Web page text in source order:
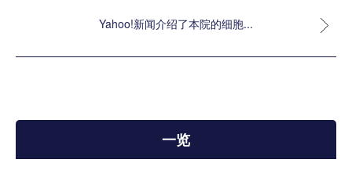
Yahoo!新闻介绍了本院的细胞...
一览